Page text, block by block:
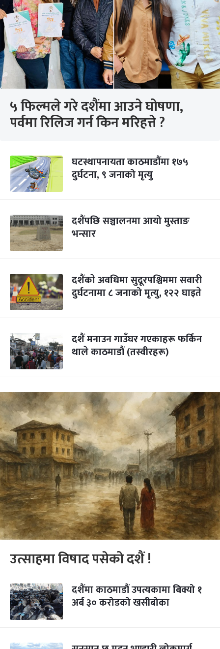
५ फिल्मले गरे दशैंमा आउने घोषणा,
पर्वमा रिलिज गर्न किन मरिहत्ते ?
घटस्थापनायता काठमाडौंमा १७५
दुर्घटना, ९ जनाको मृत्यु
दशैंपछि सञ्चालनमा आयो मुस्ताङ
भन्सार
दशैंकाे अवधिमा सुदूरपश्चिममा सवारी
दुर्घटनामा ८ जनाको मृत्यु, १२२ घाइते
दशैं मनाउन गाउँघर गएकाहरू फर्किन
थाले काठमाडौं (तस्वीरहरू)
उत्साहमा विषाद पसेको दशैं !
दशैंमा काठमाडौं उपत्यकामा बिक्यो १
अर्ब ३० करोडको खसीबोका